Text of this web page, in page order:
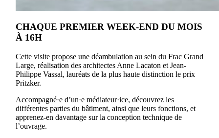
CHAQUE PREMIER WEEK-END DU MOIS
À 16H
Cette visite propose une déambulation au sein du Frac Grand
Large, réalisation des architectes Anne Lacaton et Jean-
Philippe Vassal, lauréats de la plus haute distinction le prix
Pritzker.
Accompagné·e d’un·e médiateur·ice, découvrez les
différentes parties du bâtiment, ainsi que leurs fonctions, et
apprenez-en davantage sur la conception technique de
l’ouvrage.